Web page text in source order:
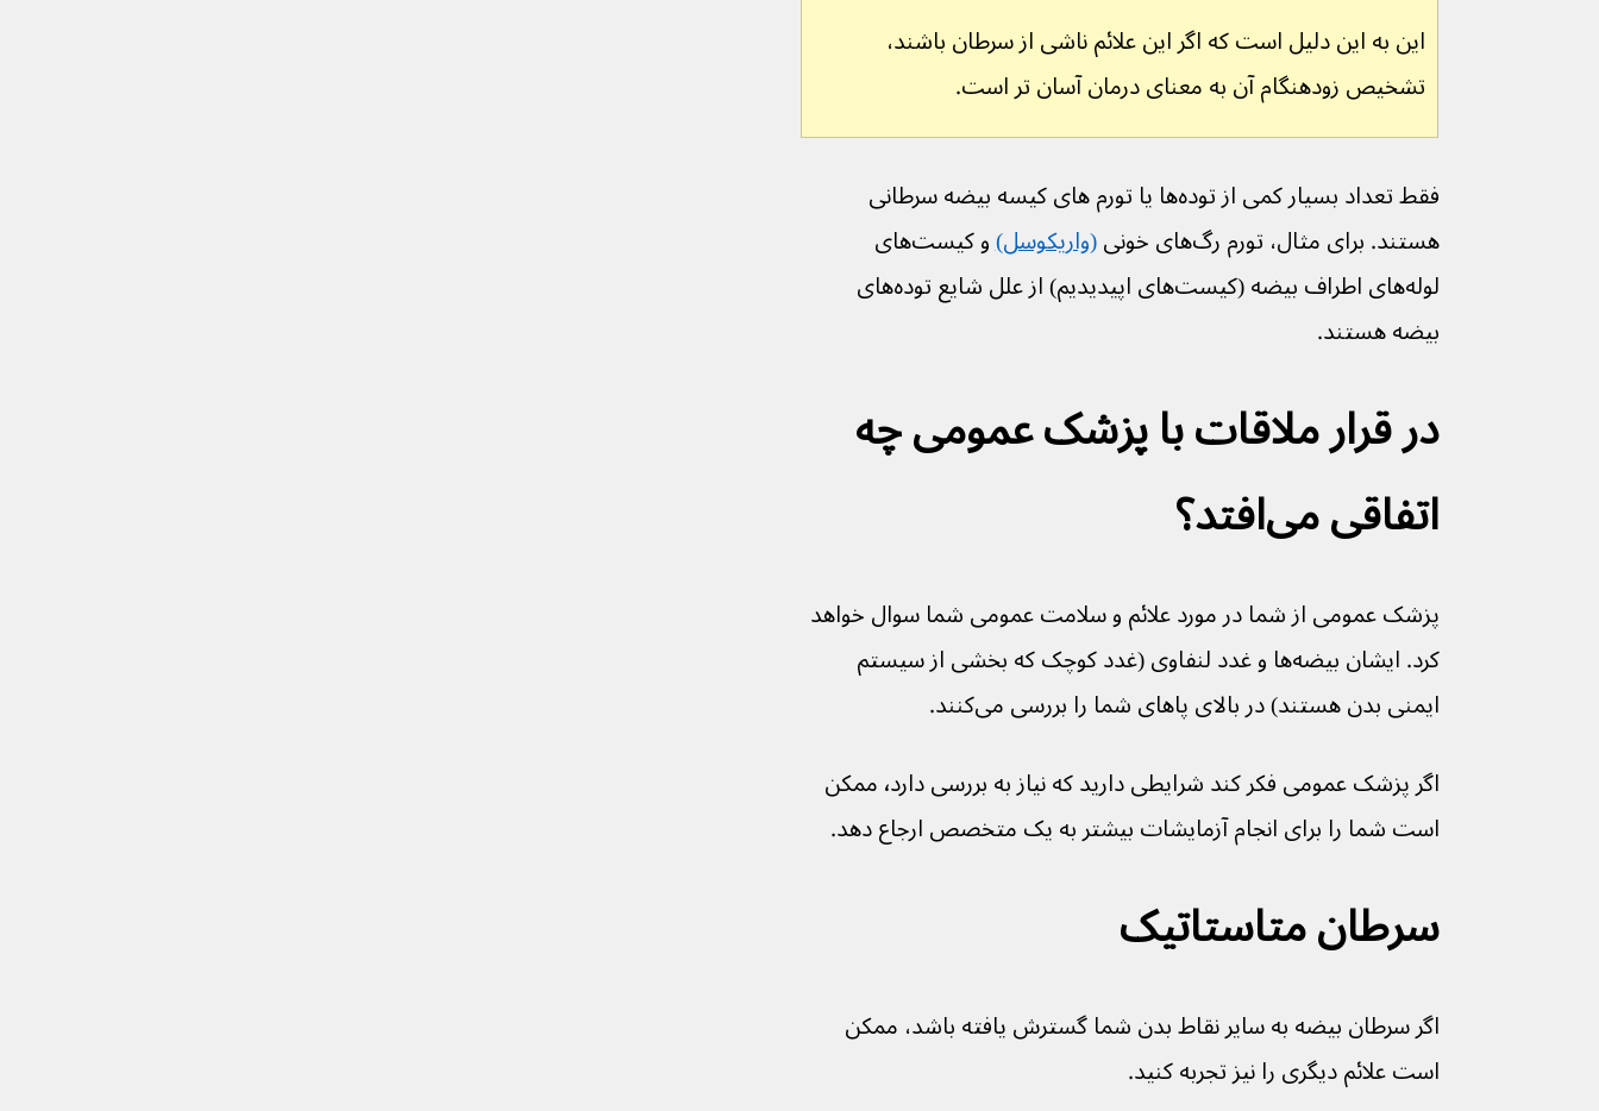
این به این دلیل است که اگر این علائم ناشی از سرطان باشند،
تشخیص زودهنگام آن به معنای درمان آسان تر است.
فقط تعداد بسیار کمی از توده‌ها یا تورم های کیسه بیضه سرطانی
هستند. برای مثال، تورم رگ‌های خونی
(واریکوسل)
و کیست‌های
لوله‌های اطراف بیضه (کیست‌های اپیدیدیم) از علل شایع توده‌های
بیضه هستند.
در قرار ملاقات با پزشک عمومی چه
اتفاقی می‌افتد؟
پزشک عمومی از شما در مورد علائم و سلامت عمومی شما سوال خواهد
کرد. ایشان بیضه‌ها و غدد لنفاوی (غدد کوچک که بخشی از سیستم
ایمنی بدن هستند) در بالای پاهای شما را بررسی می‌کنند.
اگر پزشک عمومی فکر کند شرایطی دارید که نیاز به بررسی دارد٬ ممکن
است شما را برای انجام آزمایشات بیشتر به یک متخصص ارجاع دهد.
سرطان متاستاتیک
اگر سرطان بیضه به سایر نقاط بدن شما گسترش یافته باشد، ممکن
است علائم دیگری را نیز تجربه کنید.